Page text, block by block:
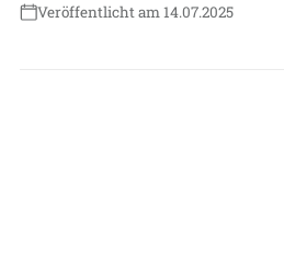
Veröffentlicht am 14.07.2025